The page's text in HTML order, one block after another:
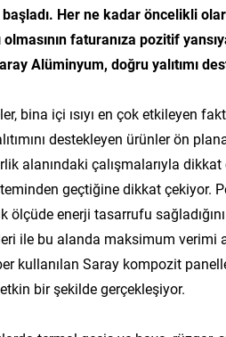
Her ne kadar öncelikli
faturanıza pozitif
Alüminyum, doğru yalıtımı
bina içi ısıyı en çok etkileyen
destekleyen ürünler ön
alanındaki çalışmalarıyla
geçtiğine dikkat çekiyor.
ölçüde enerji tasarrufu
ile bu alanda maksimum
kullanılan Saray kompozit
bir şekilde gerçekleşiyor.